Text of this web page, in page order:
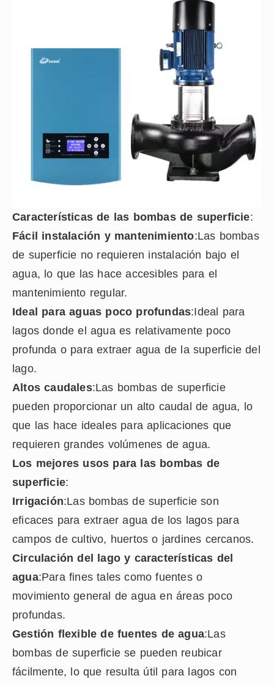
Características de las bombas de superficie:
Fácil instalación y mantenimiento:Las bombas
de superficie no requieren instalación bajo el
agua, lo que las hace accesibles para el
mantenimiento regular.
Ideal para aguas poco profundas:Ideal para
lagos donde el agua es relativamente poco
profunda o para extraer agua de la superficie del
lago.
Altos caudales:Las bombas de superficie
pueden proporcionar un alto caudal de agua, lo
que las hace ideales para aplicaciones que
requieren grandes volúmenes de agua.
Los mejores usos para las bombas de
superficie:
Irrigación:Las bombas de superficie son
eficaces para extraer agua de los lagos para
campos de cultivo, huertos o jardines cercanos.
Circulación del lago y características del
agua:Para fines tales como fuentes o
movimiento general de agua en áreas poco
profundas.
Gestión flexible de fuentes de agua:Las
bombas de superficie se pueden reubicar
fácilmente, lo que resulta útil para lagos con